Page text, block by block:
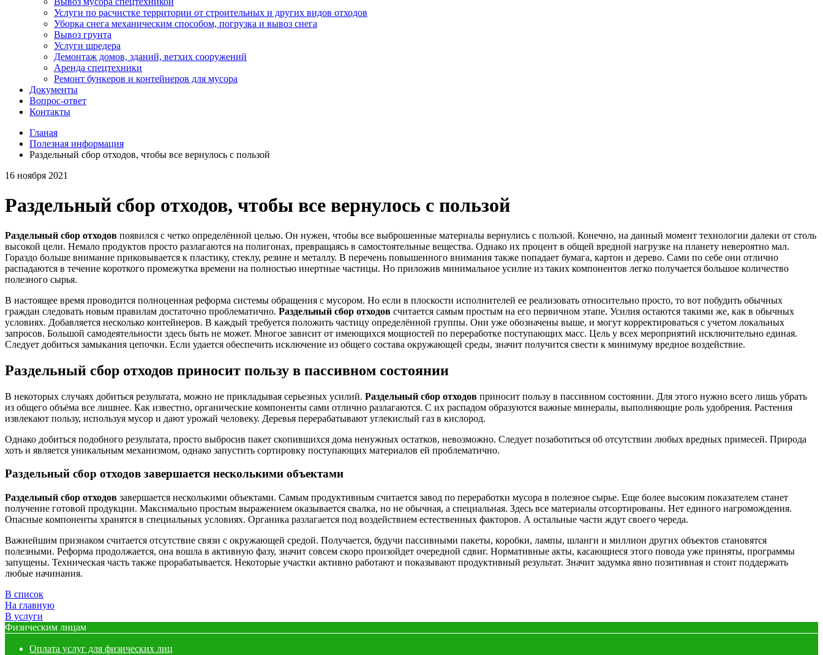
Услуги по расчистке территории от строительных и других видов отходов
Уборка снега механическим способом, погрузка и вывоз снега
Вывоз грунта
Услуги шредера
Демонтаж домов, зданий, ветхих сооружений
Аренда спецтехники
Ремонт бункеров и контейнеров для мусора
Документы
Вопрос-ответ
Контакты
Гланая
Полезная информация
Раздельный сбор отходов, чтобы все вернулось с пользой
16 ноября 2021
Раздельный сбор отходов, чтобы все вернулось с пользой
Раздельный сбор отходов появился с четко определённой целью. Он нужен, чтобы все выброшенные материалы вернулись с пользой. Конечно, на данный момент технологии далеки от столь
высокой цели. Немало продуктов просто разлагаются на полигонах, превращаясь в самостоятельные вещества. Однако их процент в общей вредной нагрузке на планету невероятно мал.
Гораздо больше внимание приковывается к пластику, стеклу, резине и металлу. В перечень повышенного внимания также попадает бумага, картон и дерево. Сами по себе они отлично
распадаются в течение короткого промежутка времени на полностью инертные частицы. Но приложив минимальное усилие из таких компонентов легко получается большое количество
полезного сырья.
В настоящее время проводится полноценная реформа системы обращения с мусором. Но если в плоскости исполнителей ее реализовать относительно просто, то вот побудить обычных
граждан следовать новым правилам достаточно проблематично. Раздельный сбор отходов считается самым простым на его первичном этапе. Усилия остаются такими же, как в обычных
условиях. Добавляется несколько контейнеров. В каждый требуется положить частицу определённой группы. Они уже обозначены выше, и могут корректироваться с учетом локальных
запросов. Большой самодеятельности здесь быть не может. Многое зависит от имеющихся мощностей по переработке поступающих масс. Цель у всех мероприятий исключительно единая.
Следует добиться замыкания цепочки. Если удается обеспечить исключение из общего состава окружающей среды, значит получится свести к минимуму вредное воздействие.
Раздельный сбор отходов приносит пользу в пассивном состоянии
В некоторых случаях добиться результата, можно не прикладывая серьезных усилий. Раздельный сбор отходов приносит пользу в пассивном состоянии. Для этого нужно всего лишь убрать
из общего объёма все лишнее. Как известно, органические компоненты сами отлично разлагаются. С их распадом образуются важные минералы, выполняющие роль удобрения. Растения
извлекают пользу, используя мусор и дают урожай человеку. Деревья перерабатывают углекислый газ в кислород.
Однако добиться подобного результата, просто выбросив пакет скопившихся дома ненужных остатков, невозможно. Следует позаботиться об отсутствии любых вредных примесей. Природа
хоть и является уникальным механизмом, однако запустить сортировку поступающих материалов ей проблематично.
Раздельный сбор отходов завершается несколькими объектами
Раздельный сбор отходов завершается несколькими объектами. Самым продуктивным считается завод по переработки мусора в полезное сырье. Еще более высоким показателем станет
получение готовой продукции. Максимально простым выражением оказывается свалка, но не обычная, а специальная. Здесь все материалы отсортированы. Нет единого нагромождения.
Опасные компоненты хранятся в специальных условиях. Органика разлагается под воздействием естественных факторов. А остальные части ждут своего череда.
Важнейшим признаком считается отсутствие связи с окружающей средой. Получается, будучи пассивными пакеты, коробки, лампы, шланги и миллион других объектов становятся
полезными. Реформа продолжается, она вошла в активную фазу, значит совсем скоро произойдет очередной сдвиг. Нормативные акты, касающиеся этого повода уже приняты, программы
запущены. Техническая часть также прорабатывается. Некоторые участки активно работают и показывают продуктивный результат. Значит задумка явно позитивная и стоит поддержать
любые начинания.
В список
На главную
В услуги
Физическим лицам
Оплата услуг для физических лиц